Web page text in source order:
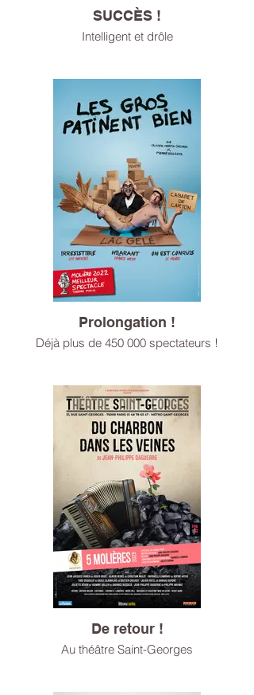
SUCCÈS !
Intelligent et drôle
Prolongation !
Déjà plus de 450 000 spectateurs !
De retour !
Au théâtre Saint-Georges